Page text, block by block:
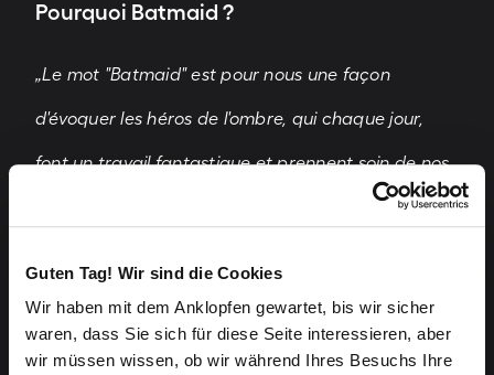
Guten Tag! Wir sind die Cookies
Wir haben mit dem Anklopfen gewartet, bis wir sicher
waren, dass Sie sich für diese Seite interessieren, aber
wir müssen wissen, ob wir während Ihres Besuchs Ihre
Pourquoi Batmaid ?
„Le mot "Batmaid" est pour nous une façon
d'évoquer les héros de l'ombre, qui chaque jour,
font un travail fantastique et prennent soin de nos
maisons dans des conditions de travail difficiles.
valeur. En choisissant Batmaid, vous apportez